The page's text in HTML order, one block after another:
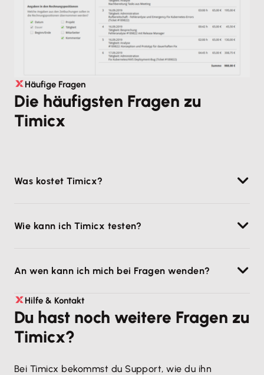
Häufige Fragen
Die häufigsten Fragen zu
Timicx
Was kostet Timicx?
nutzen.
Wie kann ich Timicx testen?
unverbindlich ausprobieren. Aufwww.timicx.de
Testsystem einrichten.
An wen kann ich mich bei Fragen wenden?
Für Fragen zu Timicx und der Anbindung an Lexware
Office stehen wir dir gern per E-Mail unter
support@timicx.de
Hilfe & Kontakt
Du hast noch weitere Fragen zu
Timicx?
Bei Timicx bekommst du Support, wie du ihn